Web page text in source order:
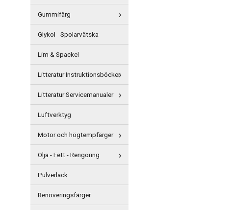
Gummifärg
Glykol - Spolarvätska
Lim & Spackel
Litteratur Instruktionsböcker
Litteratur Servicemanualer
Luftverktyg
Motor och högtempfärger
Olja - Fett - Rengöring
Pulverlack
Renoveringsfärger